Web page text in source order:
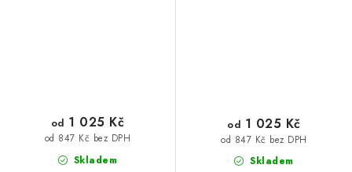
Skladem
od 847 Kč bez DPH
od 1 025 Kč
Skladem
od 847 Kč bez DPH
od 1 025 Kč